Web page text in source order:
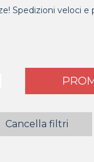
Spedizioni veloci e
Cancella filtri